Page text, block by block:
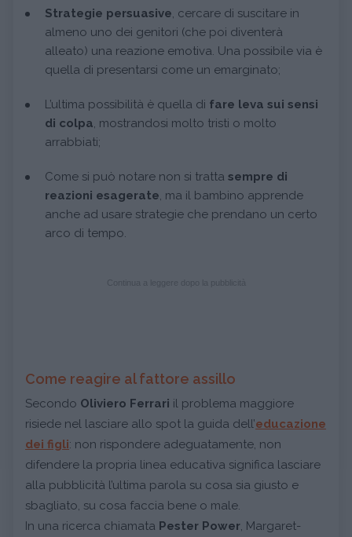
Strategie persuasive , cercare di suscitare in
almeno uno dei genitori (che poi diventerà
alleato) una reazione emotiva. Una possibile via è
quella di presentarsi come un emarginato;
L’ultima possibilità è quella di fare leva sui sensi
di colpa , mostrandosi molto tristi o molto
arrabbiati;
Come si può notare non si tratta sempre di
reazioni esagerate , ma il bambino apprende
anche ad usare strategie che prendano un certo
arco di tempo.
Come reagire al fattore assillo
Secondo Oliviero Ferrari il problema maggiore
risiede nel lasciare allo spot la guida dell’educazione
dei figli: non rispondere adeguatamente, non
difendere la propria linea educativa significa lasciare
alla pubblicità l’ultima parola su cosa sia giusto e
sbagliato, su cosa faccia bene o male.
In una ricerca chiamata Pester Power , Margaret-